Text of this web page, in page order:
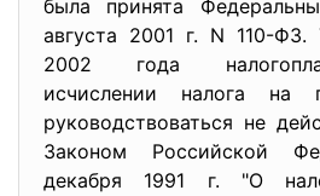
была принята
августа 2001 г. N 110-
2002 года
исчислении налога на
руководствоваться не
Законом Российской
декабря 1991 г. "О